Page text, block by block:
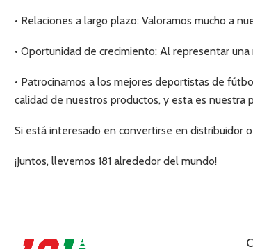
• Relaciones a largo plazo: Valoramos mucho a
• Oportunidad de crecimiento: Al representar
• Patrocinamos a los mejores deportistas de
calidad de nuestros productos, y esta es nuestra
Si está interesado en convertirse en distribuidor
¡Juntos, llevemos 181 alrededor del mundo!